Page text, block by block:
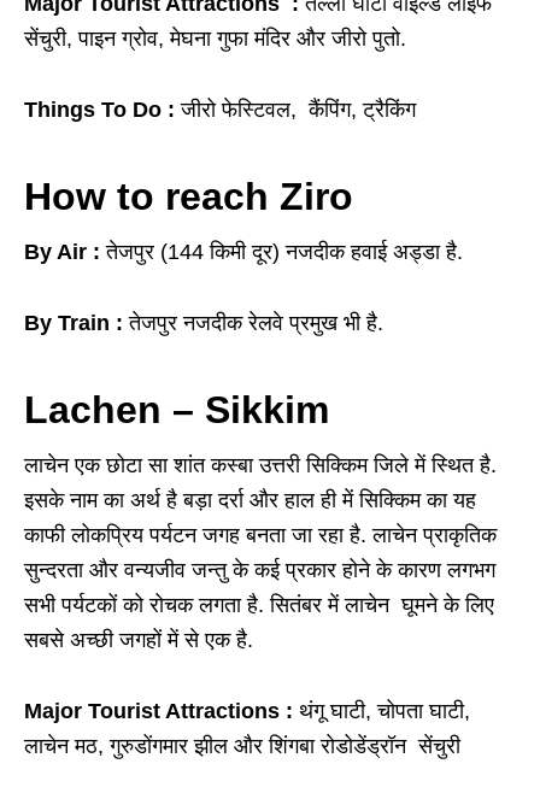
सेंचुरी, पाइन ग्रोव, मेघना गुफा मंदिर और जीरो पुतो.
Things To Do : जीरो फेस्टिवल, कैंपिंग, ट्रैकिंग
How to reach Ziro
By Air : तेजपुर (144 किमी दूर) नजदीक हवाई अड्डा है.
By Train : तेजपुर नजदीक रेलवे प्रमुख भी है.
Lachen – Sikkim
लाचेन एक छोटा सा शांत कस्बा उत्तरी सिक्किम जिले में स्थित है.
इसके नाम का अर्थ है बड़ा दर्रा और हाल ही में सिक्किम का यह
काफी लोकप्रिय पर्यटन जगह बनता जा रहा है. लाचेन प्राकृतिक
सुन्दरता और वन्यजीव जन्तु के कई प्रकार होने के कारण लगभग
सभी पर्यटकों को रोचक लगता है. सितंबर में लाचेन घूमने के लिए
सबसे अच्छी जगहों में से एक है.
Major Tourist Attractions : थंगू घाटी, चोपता घाटी,
लाचेन मठ, गुरुडोंगमार झील और शिंगबा रोडोडेंड्रॉन सेंचुरी